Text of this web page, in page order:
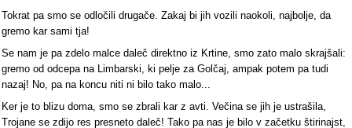
Tokrat pa smo se odločili drugače. Zakaj bi jih vozili naokoli, najbolje, da
gremo kar sami tja!
Se nam je pa zdelo malce daleč direktno iz Krtine, smo zato malo skrajšali:
gremo od odcepa na Limbarski, ki pelje za Golčaj, ampak potem pa tudi
nazaj! No, pa na koncu niti ni bilo tako malo...
Ker je to blizu doma, smo se zbrali kar z avti. Večina se jih je ustrašila,
Trojane se zdijo res presneto daleč! Tako pa nas je bilo v začetku štirinajst,